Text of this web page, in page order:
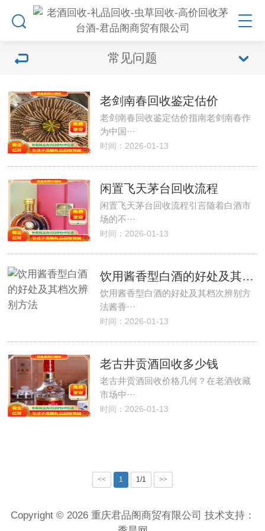
常见问题
老剑南春回收鉴定估价
老剑南春回收鉴定估价指南老剑南春作
为中国···
时间：2026-01-13
闲置飞天茅台回收流程
闲置飞天茅台回收流程引言随着白酒市
场的不···
时间：2026-01-13
饮用酱香型白酒的好处及其档次辨别方法
饮用酱香型白酒的好处及其档次辨别方
法酱香···
时间：2026-01-13
老古井贡酒回收多少钱
老古井贡酒回收价格几何？在老酒收藏
市场中···
时间：2026-01-13
<< 1 1/1 >>
Copyright © 2026 重庆君品阁商贸有限公司 技术支持：